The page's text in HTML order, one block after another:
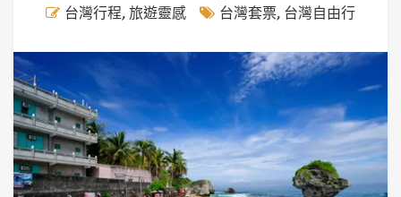
台灣行程,旅遊靈感 台灣套票, 台灣自由行